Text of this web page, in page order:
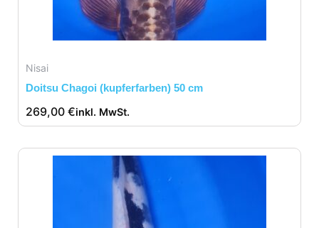
Nisai
Doitsu Chagoi (kupferfarben) 50 cm
269,00 €inkl. MwSt.